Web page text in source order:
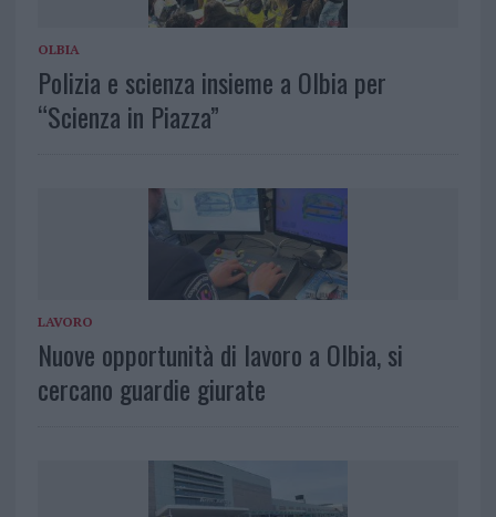
OLBIA
Polizia e scienza insieme a Olbia per
“Scienza in Piazza”
LAVORO
Nuove opportunità di lavoro a Olbia, si
cercano guardie giurate